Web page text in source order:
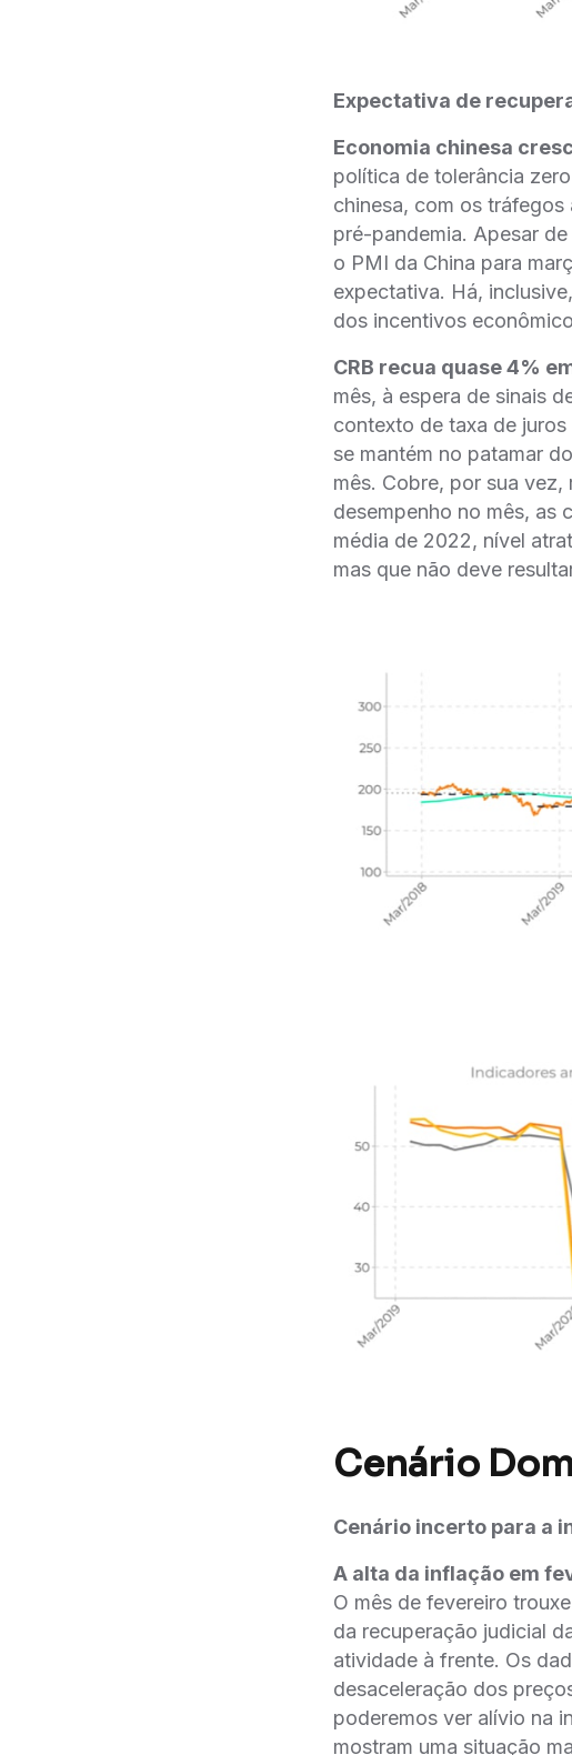
Expectativa de
Economia chinesa
política de tolerância
chinesa, com os
pré-pandemia. Apesar
o PMI da China para
expectativa. Há,
dos incentivos
CRB recua quase 4%
mês, à espera de sinais
contexto de taxa de
se mantém no patamar
mês. Cobre, por sua
desempenho no mês, as
média de 2022, nível
mas que não deve
Cenário
Cenário incerto para a
A alta da inflação em
O mês de fevereiro
da recuperação judicial
atividade à frente. Os
desaceleração dos
poderemos ver alívio na
mostram uma situação